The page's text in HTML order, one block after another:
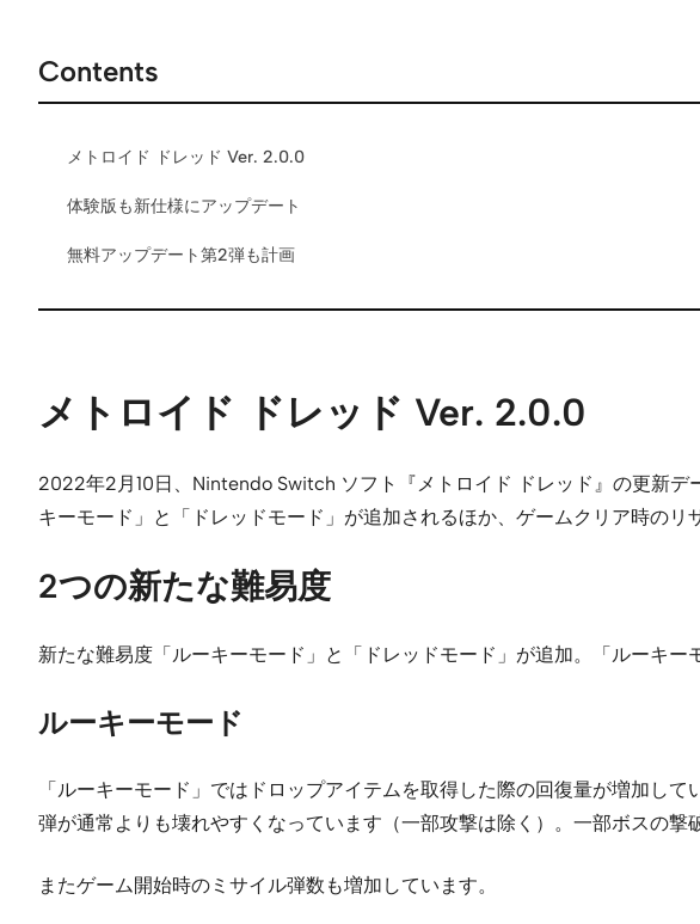
Contents
メトロイド ドレッド Ver. 2.0.0
体験版も新仕様にアップデート
無料アップデート第2弾も計画
メトロイド ドレッド Ver. 2.0.0
2022年2月10日、Nintendo Switch ソフト『メトロイド ドレッド』の更新
キーモード」と「ドレッドモード」が追加されるほか、ゲームクリア時の
2つの新たな難易度
新たな難易度「ルーキーモード」と「ドレッドモード」が追加。「ルーキ
ルーキーモード
「ルーキーモード」ではドロップアイテムを取得した際の回復量が増加し
弾が通常よりも壊れやすくなっています（一部攻撃は除く）。一部ボスの
またゲーム開始時のミサイル弾数も増加しています。